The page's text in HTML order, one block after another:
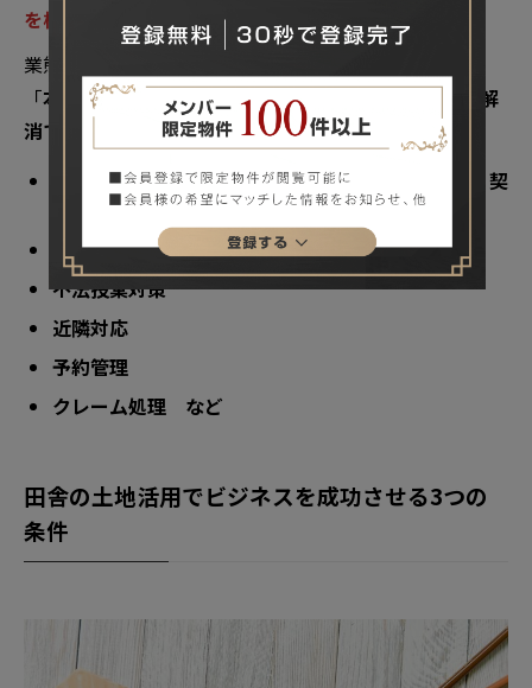
を構築しないと、長続きしません
。
業態に付随する管理負荷をすべてピックアップして、
「本業の妨げになる要素はあるか、妨げになる要素を解
消できるか
」を必ずご確認ください。
スタッフ管理（業務体制の構築、教育、給与計算、契
約手続きなど）
草刈り、清掃などの整備
不法投棄対策
近隣対応
予約管理
クレーム処理 など
田舎の土地活用でビジネスを成功させる3つの
条件